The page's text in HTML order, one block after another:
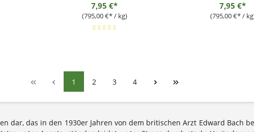
7,95 €*
(795,00 €* / kg)
7,95 €*
(795,00 €* /
1 2 3 4
dar, das in den 1930er Jahren von dem britischen Arzt Edward Bach